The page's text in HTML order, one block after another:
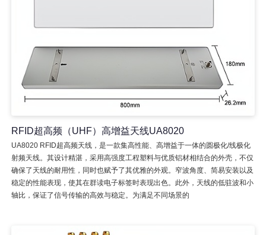
RFID超高频（UHF）高增益天线UA8020
UA8020 RFID超高频天线，是一款集高性能、高增益于一体的圆极化/线极化
射频天线。其设计精湛，采用高强度工程塑料与优质铝材相结合的外壳，不仅
确保了天线的耐用性，同时也赋予了其优雅的外观。窄波角度、简易安装以及
稳定的性能表现，使其在群读电子标签时表现出色。此外，天线的低驻波和小
轴比，保证了信号传输的高效与稳定。为满足不同场景的